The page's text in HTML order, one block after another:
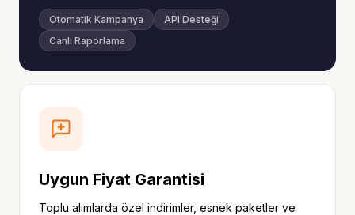
Otomatik Kampanya
API Desteği
Canlı Raporlama
Uygun Fiyat Garantisi
Toplu alımlarda özel indirimler, esnek paketler ve